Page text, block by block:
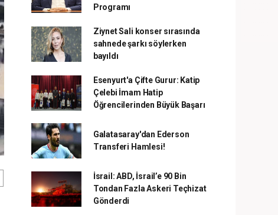
Programı
Ziynet Sali konser sırasında
sahnede şarkı söylerken
bayıldı
Esenyurt'a Çifte Gurur: Katip
Çelebi İmam Hatip
Öğrencilerinden Büyük Başarı
Galatasaray'dan Ederson
Transferi Hamlesi!
İsrail: ABD, İsrail’e 90 Bin
Tondan Fazla Askeri Teçhizat
Gönderdi